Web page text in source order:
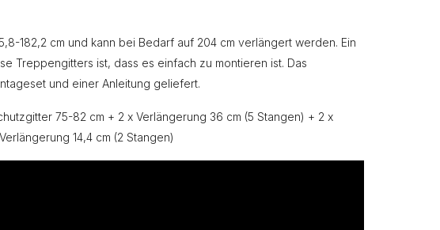
182,2 cm und kann bei Bedarf auf 204 cm verlängert werden. Ein
Treppengitters ist, dass es einfach zu montieren ist. Das
und einer Anleitung geliefert.
75-82 cm + 2 x Verlängerung 36 cm (5 Stangen) + 2 x
14,4 cm (2 Stangen)